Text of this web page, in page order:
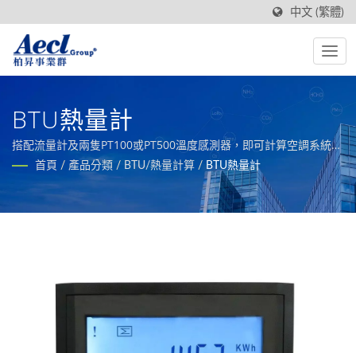
中文 (繁體)
BTU熱量計
搭配流量計及兩隻PT100或PT500溫度感測器，即可計算空調系統熱
量消耗，並提供Pulse或是RS485信號輸出
首頁 / 產品分類 / BTU/熱量計算 / BTU熱量計